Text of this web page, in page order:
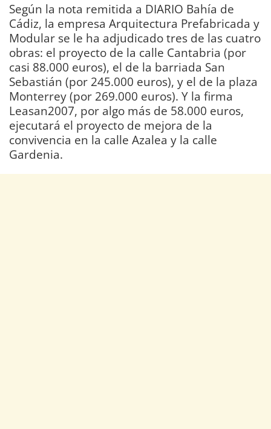
Según la nota remitida a DIARIO Bahía de
Cádiz, la empresa Arquitectura Prefabricada y
Modular se le ha adjudicado tres de las cuatro
obras: el proyecto de la calle Cantabria (por
casi 88.000 euros), el de la barriada San
Sebastián (por 245.000 euros), y el de la plaza
Monterrey (por 269.000 euros). Y la firma
Leasan2007, por algo más de 58.000 euros,
ejecutará el proyecto de mejora de la
convivencia en la calle Azalea y la calle
Gardenia.